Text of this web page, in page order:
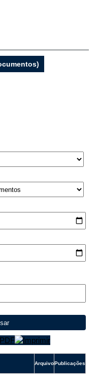
das 07h ás 13h.
- Caculé - Ba
ArquivoPublicações